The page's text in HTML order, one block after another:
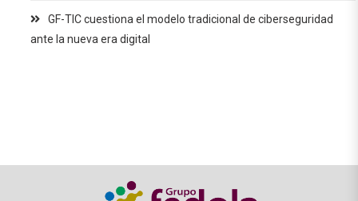
GF-TIC cuestiona el modelo tradicional de ciberseguridad
ante la nueva era digital